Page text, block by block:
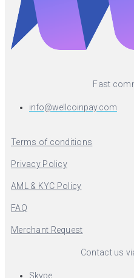
Fast
info@wellcoinpay.com
Terms of conditions
Privacy Policy
AML & KYC Policy
FAQ
Merchant Request
Contact us
Skype